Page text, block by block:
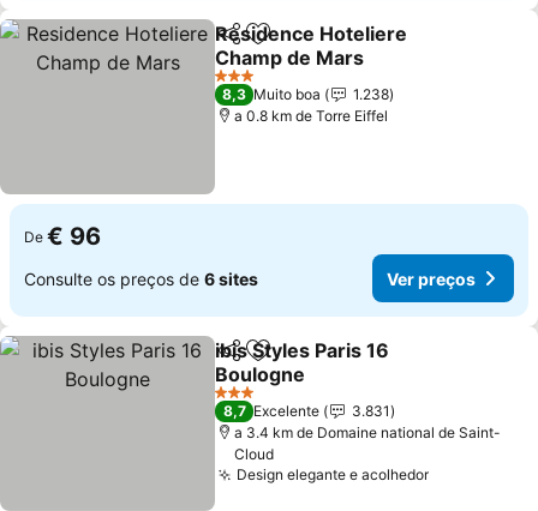
PartilharAdicionar aos favoritos
Residence Hoteliere
Champ de Mars
Ver preços
3 Estrelas
8,3 Muito boa
1.238
a 0.8 km de Torre Eiffel
De € 96
Consulte os preços de 6 sites Ver preços
PartilharAdicionar aos favoritos
ibis Styles Paris 16
Boulogne
Ver preços
3 Estrelas
8,7 Excelente
3.831
a 3.4 km de Domaine national de Saint-
Cloud
Design elegante e acolhedorVer preços